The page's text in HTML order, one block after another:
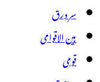
سر ورق
بین الاقوامی
قومی